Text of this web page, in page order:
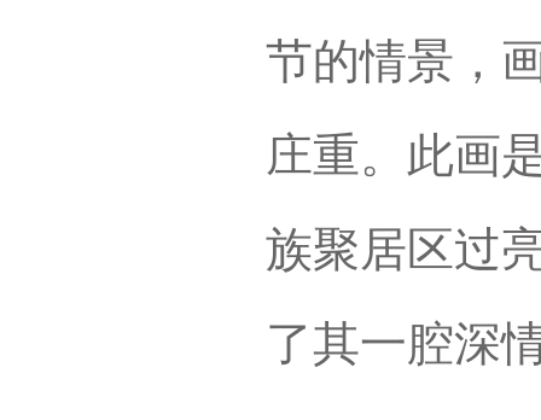
节的情景，
庄重。此画
族聚居区过
了其一腔深